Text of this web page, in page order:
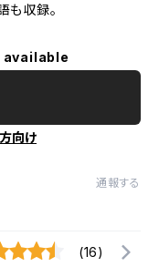
も収録。
向け
通報する
(16)